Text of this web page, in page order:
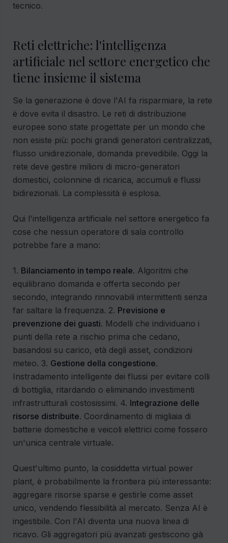
tecnico.
Reti elettriche: l'intelligenza
artificiale nel settore energetico che
tiene insieme il sistema
Se la generazione è dove l'AI fa risparmiare, la rete
è dove evita il disastro. Le reti di distribuzione
europee sono state progettate per un mondo che
non esiste più: pochi grandi generatori centralizzati,
flusso unidirezionale, domanda prevedibile. Oggi la
rete deve gestire milioni di micro-generatori
domestici, colonnine di ricarica, accumuli e flussi
bidirezionali. La complessità è esplosa.
Qui l'intelligenza artificiale nel settore energetico fa
cose che nessun operatore di sala controllo
potrebbe fare a mano:
1. Bilanciamento in tempo reale. Algoritmi che
equilibrano domanda e offerta secondo per
secondo, integrando rinnovabili intermittenti senza
far saltare la frequenza. 2. Previsione e
prevenzione dei guasti. Modelli che individuano i
punti della rete a rischio prima che cedano,
basandosi su carico, età degli asset, condizioni
meteo. 3. Gestione della congestione.
Instradamento intelligente dei flussi per evitare colli
di bottiglia, ritardando o eliminando investimenti
infrastrutturali costosissimi. 4. Integrazione delle
risorse distribuite. Coordinamento di migliaia di
batterie domestiche e veicoli elettrici come fossero
un'unica centrale virtuale.
Quest'ultimo punto, la cosiddetta virtual power
plant, è probabilmente la frontiera più interessante:
aggregare risorse sparse e gestirle come asset
unico, vendendo flessibilità al mercato. Senza AI è
ingestibile. Con l'AI diventa una nuova linea di
ricavo. Gli aggregatori più avanzati gestiscono già